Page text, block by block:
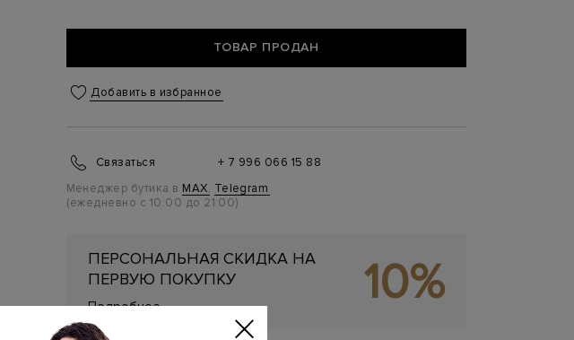
ТОВАР ПРОДАН
Добавить в избранное
Связаться
+ 7 996 066 15 88
Менеджер бутика в MAX, Telegram
(ежедневно с 10:00 до 21:00)
ПЕРСОНАЛЬНАЯ СКИДКА НА
ПЕРВУЮ ПОКУПКУ
Подробнее 10%